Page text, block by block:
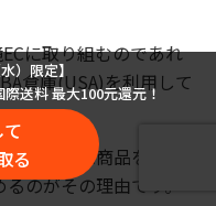
に取り組むのであれ
倉庫(USA)を利用して
で迅速に商品を届け
のがその理由です。
）限定】
送料 最大100元還元！
る